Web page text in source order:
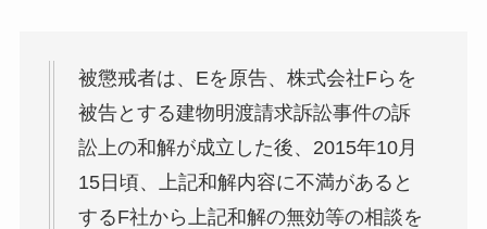
被懲戒者は、Eを原告、株式会社Fらを
被告とする建物明渡請求訴訟事件の訴
訟上の和解が成立した後、2015年10月
15日頃、上記和解内容に不満があると
するF社から上記和解の無効等の相談を